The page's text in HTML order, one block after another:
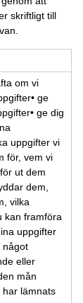
skriftligt till
om vi
ge
ge dig
uppgifter vi
för, vem vi
ut dem
dem,
vilka
kan framföra
uppgifter
något
eller
mån
har lämnats